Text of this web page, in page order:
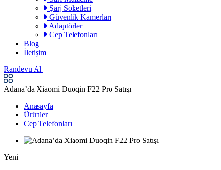
Şarj Soketleri
Güvenlik Kamerları
Adaptörler
Cep Telefonları
Blog
İletişim
Randevu Al
Adana’da Xiaomi Duoqin F22 Pro Satışı
Anasayfa
Ürünler
Cep Telefonları
Yeni